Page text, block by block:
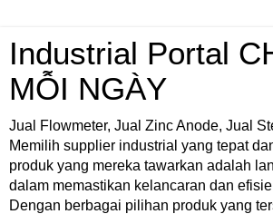
Industrial Portal
MỖI NGÀY
Jual Flowmeter, Jual Zinc Anode, Jual
Memilih supplier industrial yang tepat
produk yang mereka tawarkan adalah
dalam memastikan kelancaran dan
Dengan berbagai pilihan produk yang